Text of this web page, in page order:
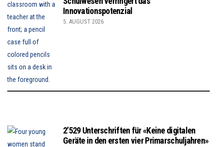
Innovationspotenzial
5. AUGUST 2026
2’529 Unterschriften für «Keine digitalen
Geräte in den ersten vier Primarschuljahren»